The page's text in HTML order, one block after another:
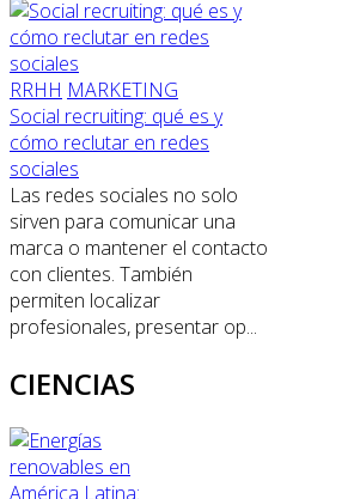
RRHH MARKETING
Social recruiting: qué es y
cómo reclutar en redes
sociales
Las redes sociales no solo
sirven para comunicar una
marca o mantener el contacto
con clientes. También
permiten localizar
profesionales, presentar op...
CIENCIAS